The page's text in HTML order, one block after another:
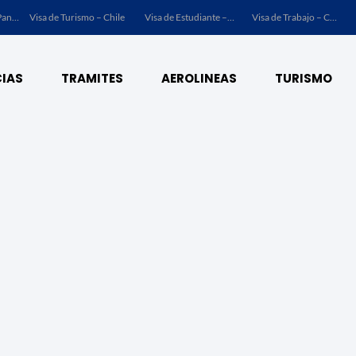
Visa de Turismo – Panamá Visa de Turismo – Chile Visa de Estudiante – Chile Visa de Trabajo – Chile
TRAMITES AEROLINEAS TURISMO